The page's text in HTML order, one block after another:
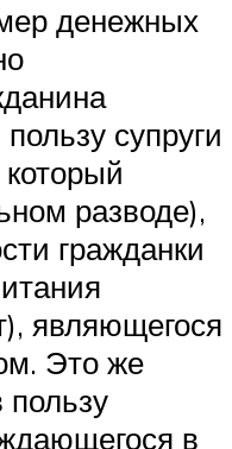
денежных
супруги
разводе),
гражданки
являющегося
Это же
пользу
в